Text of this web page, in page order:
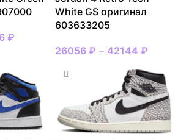
₽
White GS оригинал
603633205
26056 ₽ – 42144 ₽